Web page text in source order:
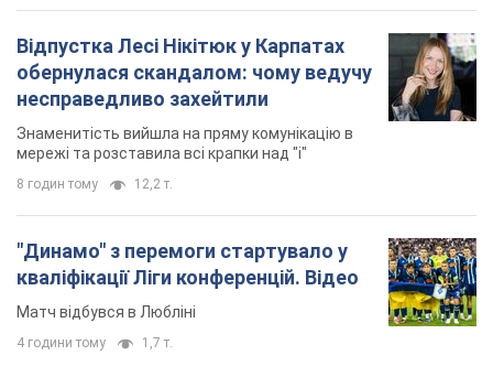
Відпустка Лесі Нікітюк у Карпатах
обернулася скандалом: чому ведучу
несправедливо захейтили
Знаменитість вийшла на пряму комунікацію в
мережі та розставила всі крапки над "і"
8 годин тому 12,2 т.
"Динамо" з перемоги стартувало у
кваліфікації Ліги конференцій. Відео
Матч відбувся в Любліні
4 години тому 1,7 т.